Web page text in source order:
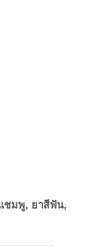
แชมพู, ยาสีฟัน,